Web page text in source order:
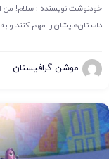
خودنوشت نویسنده : سلام! من
داستان‌هایشان را مهم کنند و
موشن گرافیستان